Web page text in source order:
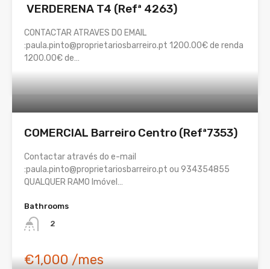
VERDERENA T4 (Refª 4263)
CONTACTAR ATRAVES DO EMAIL
:paula.pinto@proprietariosbarreiro.pt 1200.00€ de renda
1200.00€ de…
COMERCIAL Barreiro Centro (Refª7353)
Contactar através do e-mail
:paula.pinto@proprietariosbarreiro.pt ou 934354855
QUALQUER RAMO Imóvel…
Bathrooms
2
€1,000 /mes